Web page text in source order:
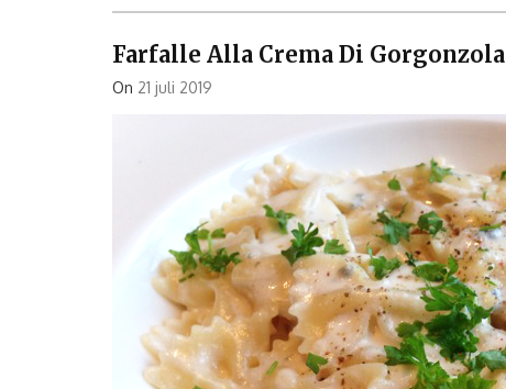
Gorgonzola”
Farfalle Alla Crema Di Gorgonzola
On 21 juli 2019